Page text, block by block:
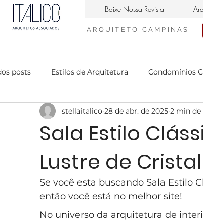
Baixe Nossa Revista
ARQUITETO CAMPINAS
posts Estilos de Arquitetura Condomínios
Casa Contemporanea Engenheiro Civil em
interiores neiclássico design de interiores
condomínio Mont Blanc Casa Neoclássica
Sala Estilo
Lustre de Cristal
stellaitalico 28 de abr. de 2025 2 min de
Se você esta buscando Sala Estilo
então você está no melhor site!
No universo da arquitetura de